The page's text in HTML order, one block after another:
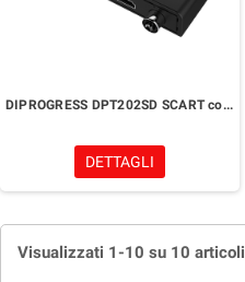
DIPROGRESS DPT202SD SCART con Doppio Telecomando
DETTAGLI
Visualizzati 1-10 su 10 articoli